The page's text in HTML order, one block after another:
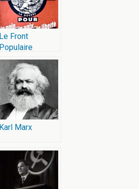
Le Front
Populaire
Karl Marx